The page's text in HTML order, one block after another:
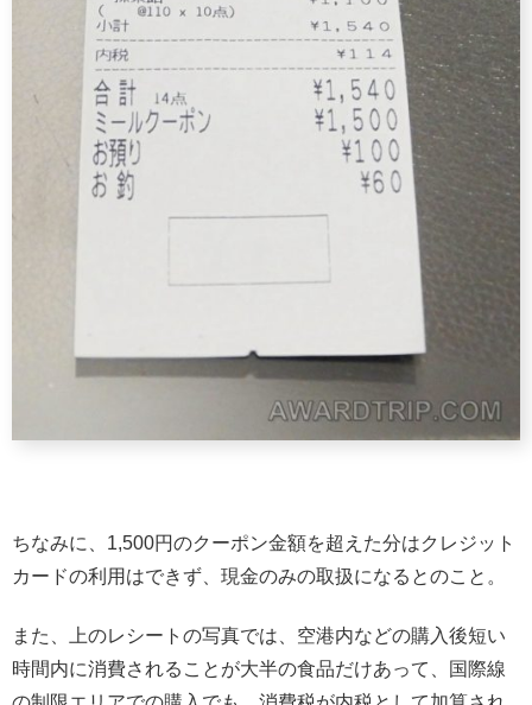
ちなみに、1,500円のクーポン金額を超えた分はクレジット
カードの利用はできず、現金のみの取扱になるとのこと。
また、上のレシートの写真では、空港内などの購入後短い
時間内に消費されることが大半の食品だけあって、国際線